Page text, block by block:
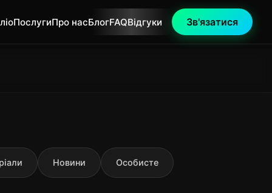
ПослугиПро насБлогFAQВідгуки Зв'язатися
Новини Особисте